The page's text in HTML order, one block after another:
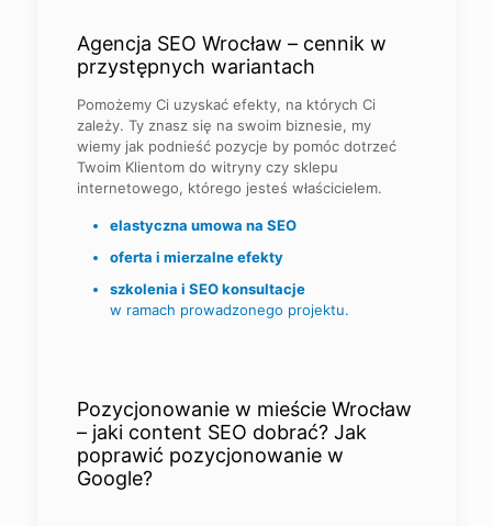
Agencja SEO Wrocław – cennik w
przystępnych wariantach
Pomożemy Ci uzyskać efekty, na których Ci
zależy. Ty znasz się na swoim biznesie, my
wiemy jak podnieść pozycje by pomóc dotrzeć
Twoim Klientom do witryny czy sklepu
internetowego, którego jesteś właścicielem.
elastyczna umowa na SEO
oferta i mierzalne efekty
szkolenia i SEO konsultacje
w ramach prowadzonego projektu.
Pozycjonowanie w mieście Wrocław
– jaki content SEO dobrać? Jak
poprawić pozycjonowanie w
Google?